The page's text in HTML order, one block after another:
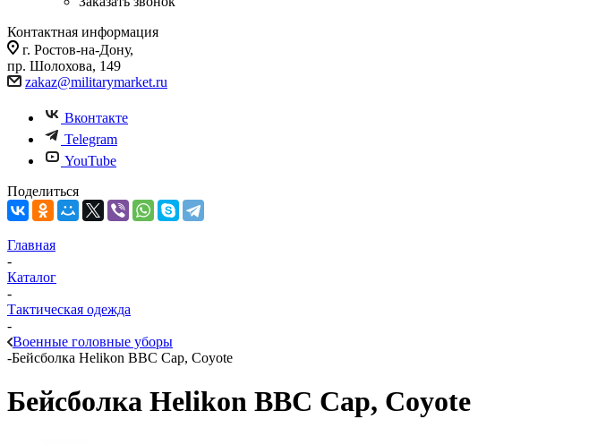
Контактная информация
г. Ростов-на-Дону,
пр. Шолохова, 149
zakaz@militarymarket.ru
Вконтакте
Telegram
YouTube
Поделиться
Главная
-
Каталог
-
Тактическая одежда
-
Военные головные уборы
-Бейсболка Helikon BBC Cap, Coyote
Бейсболка Helikon BBC Cap, Coyote